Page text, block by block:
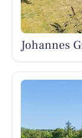
Johannes